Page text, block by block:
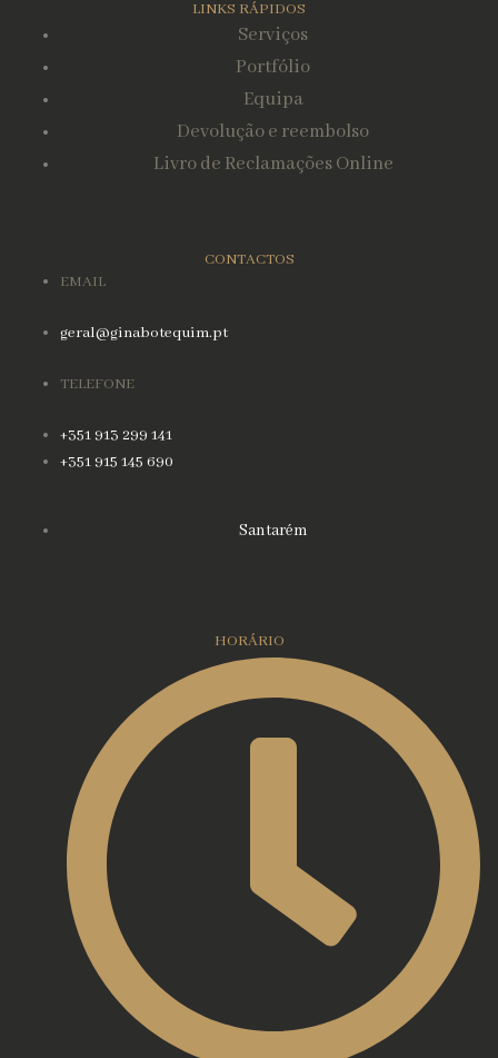
LINKS RÁPIDOS
Serviços
Portfólio
Equipa
Devolução e reembolso
Livro de Reclamações Online
CONTACTOS
EMAIL
geral@ginabotequim.pt
TELEFONE
+351 913 299 141
+351 915 145 690
Santarém
HORÁRIO